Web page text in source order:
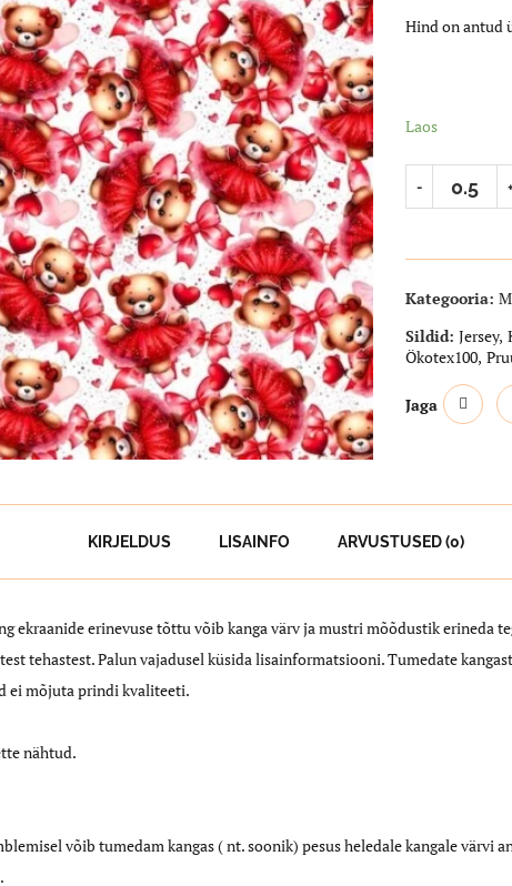
Hind on antud
Laos
Kategooria:
Sildid: Jersey,
Ökotex100,
Jaga
KIRJELDUS LISAINFO ARVUSTUSED (0)
ekraanide erinevuse tõttu võib kanga värv ja mustri mõõdustik erineda
tehastest. Palun vajadusel küsida lisainformatsiooni. Tumedate
ei mõjuta prindi kvaliteeti.
nähtud.
võib tumedam kangas ( nt. soonik) pesus heledale kangale värvi